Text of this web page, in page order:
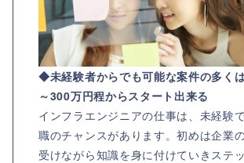
◆未経験者からでも可能な案件の多く
～300万円程からスタート出来る
インフラエンジニアの仕事は、未経験
職のチャンスがあります。初めは企業
受けながら知識を身に付けていきステ